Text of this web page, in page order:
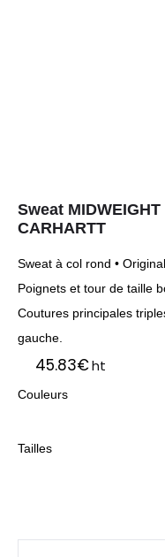
Sweat
CARHARTT
Sweat à col rond •
Poignets et tour de taille
Coutures principales
gauche.
45.83€ht
Couleurs
Tailles